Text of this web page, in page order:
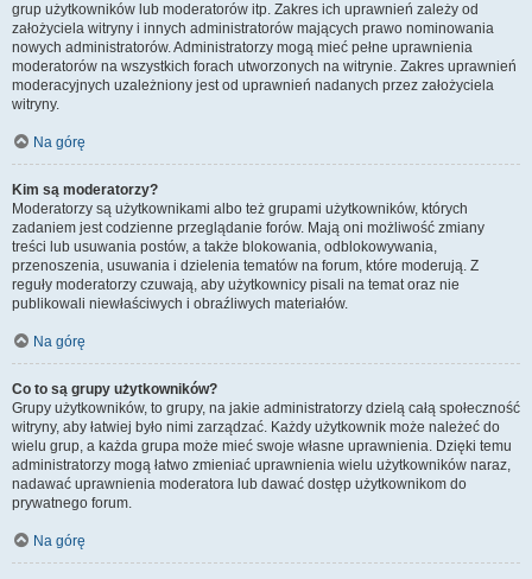
grup użytkowników lub moderatorów itp. Zakres ich uprawnień zależy od
założyciela witryny i innych administratorów mających prawo nominowania
nowych administratorów. Administratorzy mogą mieć pełne uprawnienia
moderatorów na wszystkich forach utworzonych na witrynie. Zakres uprawnień
moderacyjnych uzależniony jest od uprawnień nadanych przez założyciela
witryny.
Na górę
Kim są moderatorzy?
Moderatorzy są użytkownikami albo też grupami użytkowników, których
zadaniem jest codzienne przeglądanie forów. Mają oni możliwość zmiany
treści lub usuwania postów, a także blokowania, odblokowywania,
przenoszenia, usuwania i dzielenia tematów na forum, które moderują. Z
reguły moderatorzy czuwają, aby użytkownicy pisali na temat oraz nie
publikowali niewłaściwych i obraźliwych materiałów.
Na górę
Co to są grupy użytkowników?
Grupy użytkowników, to grupy, na jakie administratorzy dzielą całą społeczność
witryny, aby łatwiej było nimi zarządzać. Każdy użytkownik może należeć do
wielu grup, a każda grupa może mieć swoje własne uprawnienia. Dzięki temu
administratorzy mogą łatwo zmieniać uprawnienia wielu użytkowników naraz,
nadawać uprawnienia moderatora lub dawać dostęp użytkownikom do
prywatnego forum.
Na górę